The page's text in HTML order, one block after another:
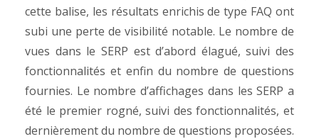
cette balise, les résultats enrichis de type FAQ ont
subi une perte de visibilité notable. Le nombre de
vues dans le SERP est d’abord élagué, suivi des
fonctionnalités et enfin du nombre de questions
fournies. Le nombre d’affichages dans les SERP a
été le premier rogné, suivi des fonctionnalités, et
dernièrement du nombre de questions proposées.